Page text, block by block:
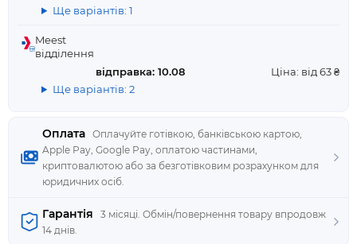
Оплата Оплачуйте готівкою, банківською картою,
Apple Pay, Google Pay, оплатою частинами,
криптовалютою або за безготівковим розрахунком для
юридичних осіб.
Ще варіантів: 1
Meest
відділення
відправка: 10.08
Ціна: від 63 ₴
Ще варіантів: 2
Гарантія
3 місяці. Обмін/повернення товару впродовж
14 днів.